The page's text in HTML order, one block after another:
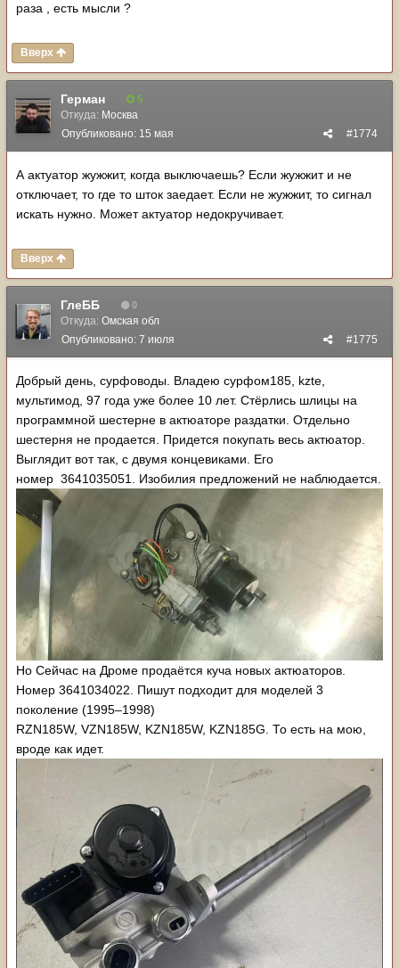
раза , есть мысли ?
Вверх
Герман 5
Откуда: Москва
#1774
Опубликовано: 15 мая
А актуатор жужжит, когда выключаешь? Если жужжит и не
отключает, то где то шток заедает. Если не жужжит, то сигнал
искать нужно. Может актуатор недокручивает.
Вверх
ГлеББ 0
Откуда: Омская обл
#1775
Опубликовано: 7 июля
Добрый день, сурфоводы. Владею сурфом185, kzte,
мультимод, 97 года уже более 10 лет. Стёрлись шлицы на
программной шестерне в актюаторе раздатки. Отдельно
шестерня не продается. Придется покупать весь актюатор.
Выглядит вот так, с двумя концевиками. Его
номер 3641035051. Изобилия предложений не наблюдается.
Но Сейчас на Дроме продаётся куча новых актюаторов.
Номер 3641034022. Пишут подходит для моделей 3
поколение (1995⁠–⁠1998)
RZN185W, VZN185W, KZN185W, KZN185G. То есть на мою,
вроде как идет.